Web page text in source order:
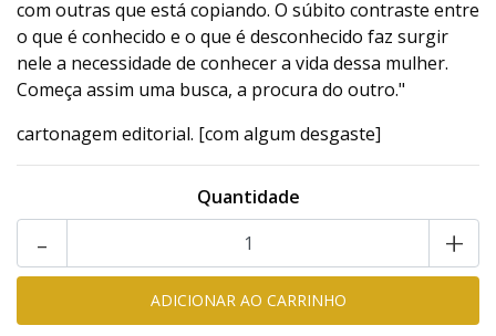
com outras que está copiando. O súbito contraste entre
o que é conhecido e o que é desconhecido faz surgir
nele a necessidade de conhecer a vida dessa mulher.
Começa assim uma busca, a procura do outro."
cartonagem editorial. [com algum desgaste]
Quantidade
+
-